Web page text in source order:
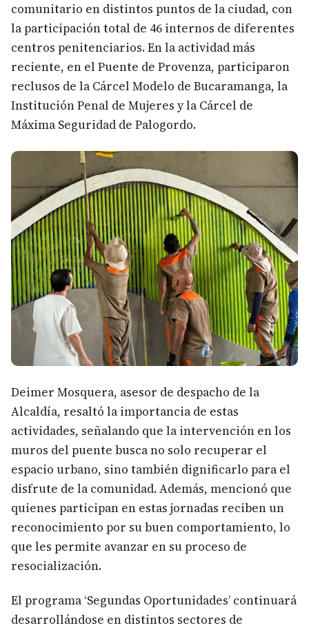
comunitario en distintos puntos de la ciudad, con
la participación total de 46 internos de diferentes
centros penitenciarios. En la actividad más
reciente, en el Puente de Provenza, participaron
reclusos de la Cárcel Modelo de Bucaramanga, la
Institución Penal de Mujeres y la Cárcel de
Máxima Seguridad de Palogordo.
Deimer Mosquera, asesor de despacho de la
Alcaldía, resaltó la importancia de estas
actividades, señalando que la intervención en los
muros del puente busca no solo recuperar el
espacio urbano, sino también dignificarlo para el
disfrute de la comunidad. Además, mencionó que
quienes participan en estas jornadas reciben un
reconocimiento por su buen comportamiento, lo
que les permite avanzar en su proceso de
resocialización.
El programa ‘Segundas Oportunidades’ continuará
desarrollándose en distintos sectores de